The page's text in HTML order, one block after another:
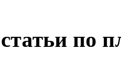
по